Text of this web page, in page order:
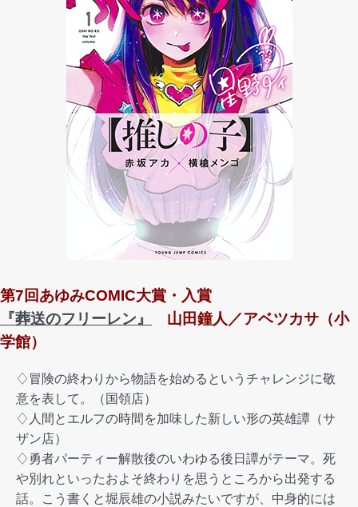
第7回あゆみCOMIC大賞・入賞
『葬送のフリーレン』
山田鐘人／アベツカサ（小
学館）
♢冒険の終わりから物語を始めるというチャレンジに敬
意を表して。（国領店）
♢人間とエルフの時間を加味した新しい形の英雄譚（サ
ザン店）
♢勇者パーティー解散後のいわゆる後日譚がテーマ。死
や別れといったおよそ終わりを思うところから出発する
話。こう書くと堀辰雄の小説みたいですが、中身的には